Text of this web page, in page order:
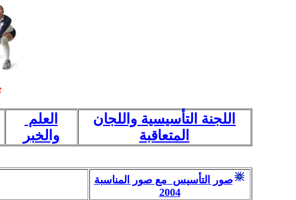
العلم
والخبر
اللجنة التأسيسية واللجان
المتعاقبة
صور التأسيس مع صور المناسبة
2004